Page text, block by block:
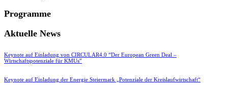
Programme
Aktuelle News
Keynote auf Einladung von CIRCULAR4.0 “Der European Green Deal –
Wirtschaftspotenziale für KMUs”
Keynote auf Einladung der Energie Steiermark „Potenziale der Kreislaufwirtschaft“